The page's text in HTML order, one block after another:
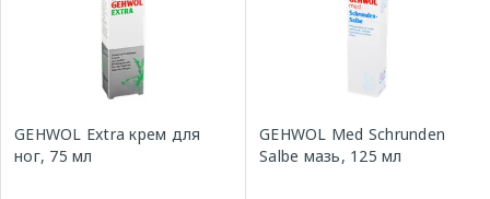
GEHWOL Extra крем для
ног, 75 мл
GEHWOL Med Schrunden
Salbe мазь, 125 мл